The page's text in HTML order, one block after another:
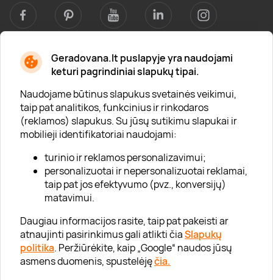
Geradovana.lt puslapyje yra naudojami
keturi pagrindiniai slapukų tipai.
Naudojame būtinus slapukus svetainės veikimui,
taip pat analitikos, funkcinius ir rinkodaros
(reklamos) slapukus. Su jūsų sutikimu slapukai ir
mobilieji identifikatoriai naudojami:
turinio ir reklamos personalizavimui;
personalizuotai ir nepersonalizuotai reklamai,
taip pat jos efektyvumo (pvz., konversijų)
matavimui.
Daugiau informacijos rasite, taip pat pakeisti ar
atnaujinti pasirinkimus gali atlikti čiaSlapukų
politika. Peržiūrėkite, kaip „Google“ naudos jūsų
asmens duomenis, spustelėjęčia.
Apie mus
Apie „Gera Dovana“
Lojalumo klubas
Karjera
Visi partneriai
Kontaktai
Tinklaraštis
Informacija